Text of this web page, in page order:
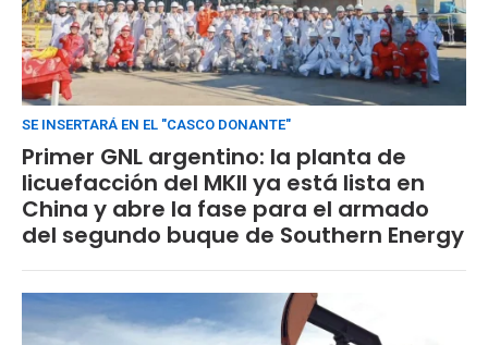
SE INSERTARÁ EN EL "CASCO DONANTE"
Primer GNL argentino: la planta de
licuefacción del MKII ya está lista en
China y abre la fase para el armado
del segundo buque de Southern Energy